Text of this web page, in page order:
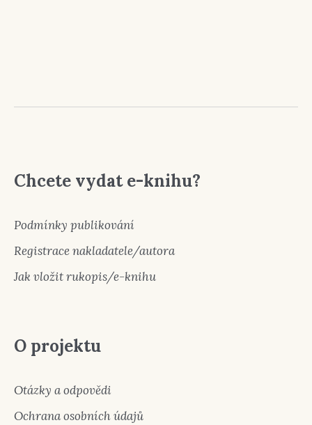
Chcete vydat e-knihu?
Podmínky publikování
Registrace nakladatele/autora
Jak vložit rukopis/e-knihu
O projektu
Otázky a odpovědi
Ochrana osobních údajů